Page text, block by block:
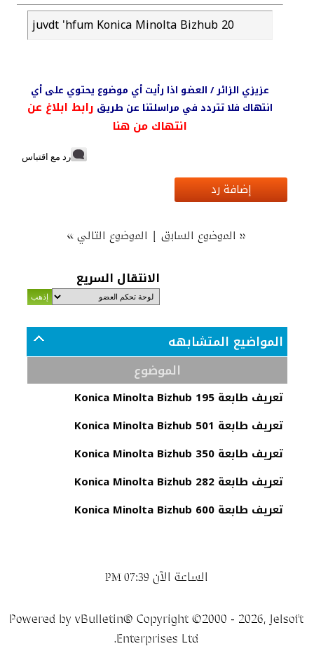
juvdt 'hfum Konica Minolta Bizhub 20
عزيزي الزائر / العضو اذا رأيت أي موضوع يحتوي على أي
انتهاك فلا تتردد في مراسلتنا عن طريق رابط ابلاغ عن
انتهاك من هنا
رد مع اقتباس
إضافة رد
« الموضوع السابق| الموضوع التالي»
الانتقال السريع
المواضيع المتشابهه
الموضوع
تعريف طابعة Konica Minolta Bizhub 195
تعريف طابعة Konica Minolta Bizhub 501
تعريف طابعة Konica Minolta Bizhub 350
تعريف طابعة Konica Minolta Bizhub 282
تعريف طابعة Konica Minolta Bizhub 600
الساعة الآن 07:39 PM
Powered by vBulletin® Copyright ©2000 - 2026, Jelsoft
Enterprises Ltd.